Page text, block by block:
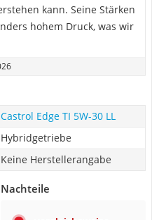
kann. Seine Stärken
hohem Druck, was wir
Castrol Edge TI 5W-30 LL
Hybridgetriebe
Keine Herstellerangabe
Nachteile